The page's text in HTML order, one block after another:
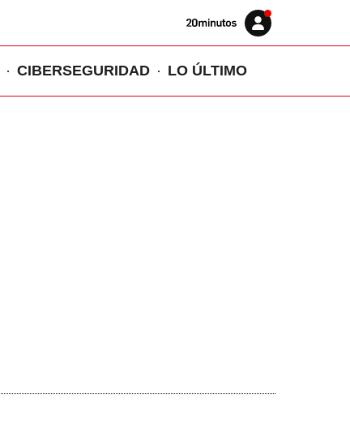
Volver
Iniciar
sesión
CIBERSEGURIDAD LO ÚLTIMO